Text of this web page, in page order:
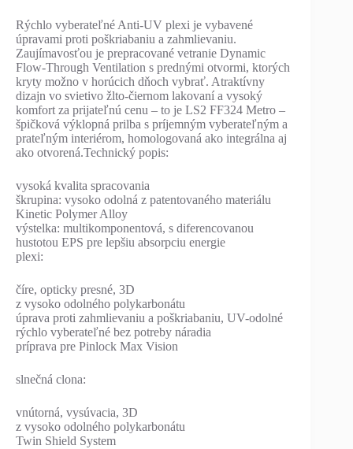
Rýchlo vyberateľné Anti-UV plexi je vybavené
úpravami proti poškriabaniu a zahmlievaniu.
Zaujímavosťou je prepracované vetranie Dynamic
Flow-Through Ventilation s prednými otvormi, ktorých
kryty možno v horúcich dňoch vybrať. Atraktívny
dizajn vo svietivo žlto-čiernom lakovaní a vysoký
komfort za prijateľnú cenu – to je LS2 FF324 Metro –
špičková výklopná prilba s príjemným vyberateľným a
prateľným interiérom, homologovaná ako integrálna aj
ako otvorená.Technický popis:
vysoká kvalita spracovania
škrupina: vysoko odolná z patentovaného materiálu
Kinetic Polymer Alloy
výstelka: multikomponentová, s diferencovanou
hustotou EPS pre lepšiu absorpciu energie
plexi:
číre, opticky presné, 3D
z vysoko odolného polykarbonátu
úprava proti zahmlievaniu a poškriabaniu, UV-odolné
rýchlo vyberateľné bez potreby náradia
príprava pre Pinlock Max Vision
slnečná clona:
vnútorná, vysúvacia, 3D
z vysoko odolného polykarbonátu
Twin Shield System